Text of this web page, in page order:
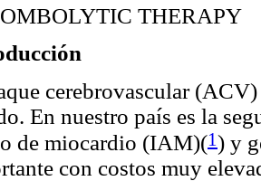
THERAPY
cerebrovascular
En nuestro país es la
de miocardio (IAM)(1) y
con costos muy